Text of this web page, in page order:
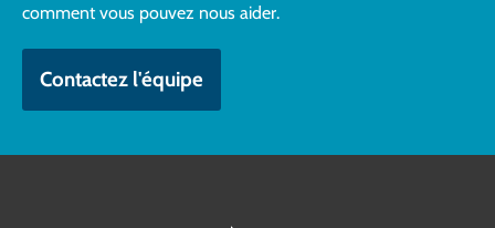
comment vous pouvez nous aider.
Contactez l'équipe